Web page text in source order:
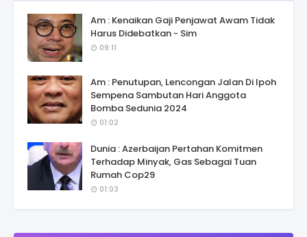
Am : Kenaikan Gaji Penjawat Awam Tidak
Harus Didebatkan - Sim
09:11
Am : Penutupan, Lencongan Jalan Di Ipoh
Sempena Sambutan Hari Anggota
Bomba Sedunia 2024
01:02
Dunia : Azerbaijan Pertahan Komitmen
Terhadap Minyak, Gas Sebagai Tuan
Rumah Cop29
01:03